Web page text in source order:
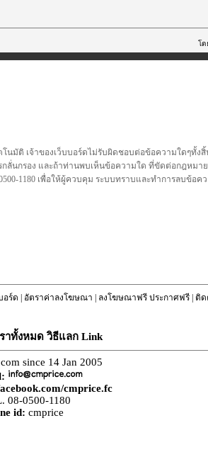
โด
ติ เจ้าของเว็บบอร์ดไม่รับผิดชอบต่อข้อความใดๆทั้งสิ้
นกรอง และถ้าท่านพบเห็นข้อความใด ที่ขัดต่อกฎหมา
1180 เพื่อให้ผู้ควบคุม ระบบทราบและทำการลบข้อค
อร์ด | อัตราค่าลงโฆษณา | ลงโฆษณาฟรี ประกาศฟรี| ติด
าทั้งหมด วิธีแลก Link
since 14 Jan 2005
cmprice.fc
08-0500-1180
id: cmprice